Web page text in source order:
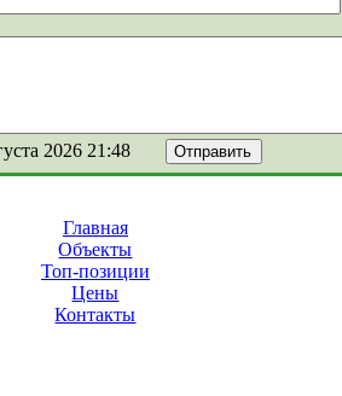
2026 21:48
Главная
Объекты
Топ-позиции
Цены
Контакты